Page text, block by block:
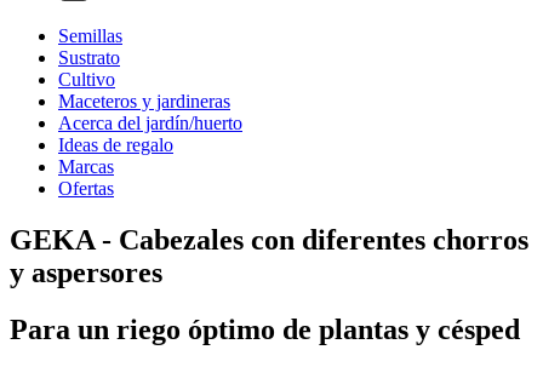
Semillas
Sustrato
Cultivo
Maceteros y jardineras
Acerca del jardín/huerto
Ideas de regalo
Marcas
Ofertas
GEKA - Cabezales con diferentes chorros
y aspersores
Para un riego óptimo de plantas y césped